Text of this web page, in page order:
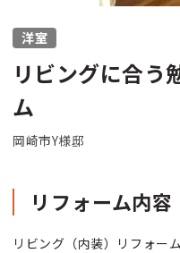
洋室
リビングに合う
ム
岡崎市Y様邸
リフォーム内容
リビング（内装）リフォーム